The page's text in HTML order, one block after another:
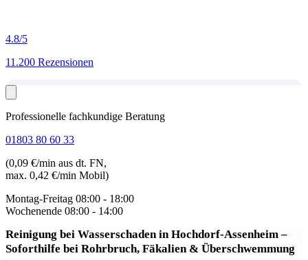
4.8/5
11.200 Rezensionen
Professionelle fachkundige Beratung
01803 80 60 33
(0,09 €/min aus dt. FN,
max. 0,42 €/min Mobil)
Montag-Freitag 08:00 - 18:00
Wochenende 08:00 - 14:00
Reinigung bei Wasserschaden in Hochdorf-Assenheim–
Soforthilfe bei Rohrbruch, Fäkalien & Überschwemmung